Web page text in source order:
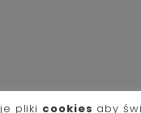
pliki cookies aby